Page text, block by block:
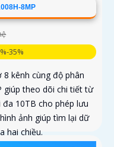
8MP
35%
8 kênh cùng độ phân
giúp theo dõi chi tiết từ
10TB cho phép lưu
ảnh giúp tìm lại dữ
hai chiều.